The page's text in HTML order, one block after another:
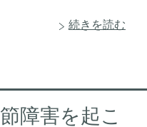
続きを読む
障害を起こ